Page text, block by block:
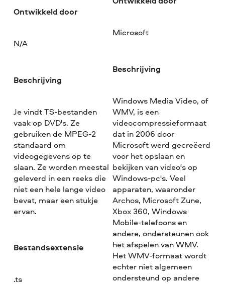
Ontwikkeld door
N/A
Beschrijving
Je vindt TS-bestanden
vaak op DVD's. Ze
gebruiken de MPEG-2
standaard om
videogegevens op te
slaan. Ze worden meestal
geleverd in een reeks die
niet een hele lange video
bevat, maar een stukje
ervan.
Bestandsextensie
.ts
Microsoft
Beschrijving
Windows Media Video, of
WMV, is een
videocompressieformaat
dat in 2006 door
Microsoft werd gecreëerd
voor het opslaan en
bekijken van video's op
Windows-pc's. Veel
apparaten, waaronder
Archos, Microsoft Zune,
Xbox 360, Windows
Mobile-telefoons en
andere, ondersteunen ook
het afspelen van WMV.
Het WMV-formaat wordt
echter niet algemeen
ondersteund op andere